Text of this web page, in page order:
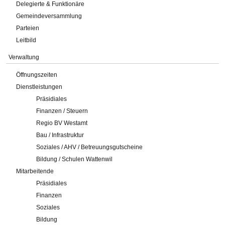
Delegierte & Funktionäre
Gemeindeversammlung
Parteien
Leitbild
Verwaltung
Öffnungszeiten
Dienstleistungen
Präsidiales
Finanzen / Steuern
Regio BV Westamt
Bau / Infrastruktur
Soziales / AHV / Betreuungsgutscheine
Bildung / Schulen Wattenwil
Mitarbeitende
Präsidiales
Finanzen
Soziales
Bildung